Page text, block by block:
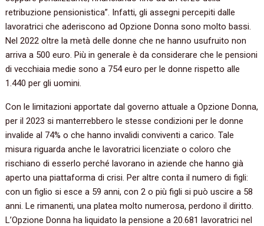
retribuzione pensionistica”. Infatti, gli assegni percepiti dalle
lavoratrici che aderiscono ad Opzione Donna sono molto bassi.
Nel 2022 oltre la metà delle donne che ne hanno usufruito non
arriva a 500 euro. Più in generale è da considerare che le pensioni
di vecchiaia medie sono a 754 euro per le donne rispetto alle
1.440 per gli uomini.
Con le limitazioni apportate dal governo attuale a Opzione Donna,
per il 2023 si manterrebbero le stesse condizioni per le donne
invalide al 74% o che hanno invalidi conviventi a carico. Tale
misura riguarda anche le lavoratrici licenziate o coloro che
rischiano di esserlo perché lavorano in aziende che hanno già
aperto una piattaforma di crisi. Per altre conta il numero di figli:
con un figlio si esce a 59 anni, con 2 o più figli si può uscire a 58
anni. Le rimanenti, una platea molto numerosa, perdono il diritto.
L’Opzione Donna ha liquidato la pensione a 20.681 lavoratrici nel